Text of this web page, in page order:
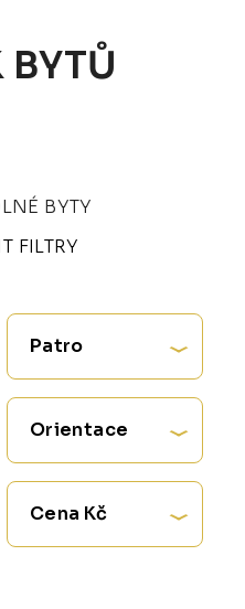
BYTY
FILTRY
Patro
Orientace
Cena Kč